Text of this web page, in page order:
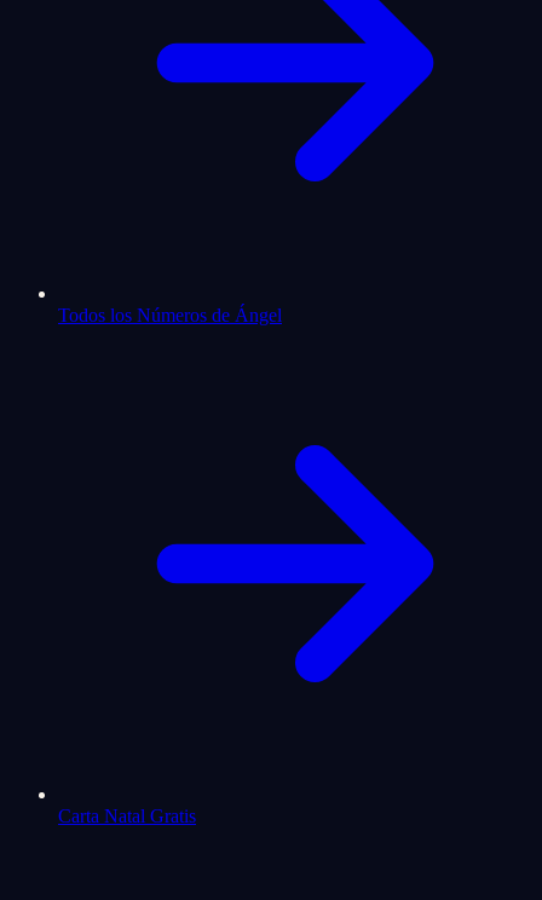
Todos los Números de Ángel
Carta Natal Gratis